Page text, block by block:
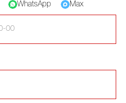
WhatsApp Max